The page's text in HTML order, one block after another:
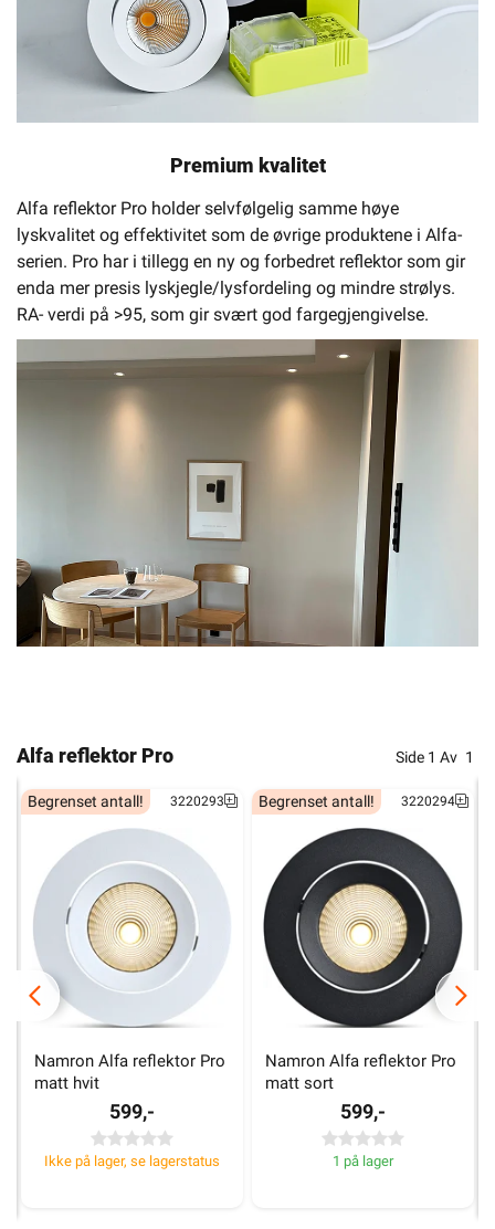
Premium kvalitet
Alfa reflektor Pro holder selvfølgelig samme høye
lyskvalitet og effektivitet som de øvrige produktene i Alfa-
serien. Pro har i tillegg en ny og forbedret reflektor som gir
enda mer presis lyskjegle/lysfordeling og mindre strølys.
RA- verdi på >95, som gir svært god fargegjengivelse.
Alfa reflektor Pro Side 1 Av 1
Namron Alfa reflektor Pro
matt hvit
599,-
Begrenset antall! 3220293
Ikke på lager, se lagerstatus
Namron Alfa reflektor Pro
matt sort
599,-
Begrenset antall! 3220294
1 på lager